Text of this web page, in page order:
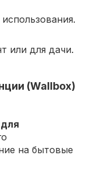
или для дачи.
(Wallbox)
на бытовые